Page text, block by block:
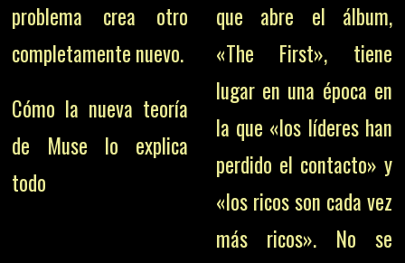
problema crea otro
completamente nuevo.
Cómo la nueva teoría
de Muse lo explica
todo
que abre el álbum,
«The First», tiene
lugar en una época en
la que «los líderes han
perdido el contacto» y
«los ricos son cada vez
más ricos». No se